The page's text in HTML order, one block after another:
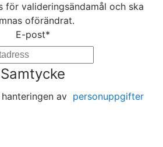
för valideringsändamål och ska
oförändrat.
E-post*
Samtycke
av personuppgifter